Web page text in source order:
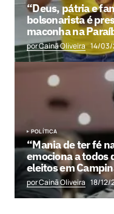
“Deus, pátria e
bolsonarista é
maconha na
por Cainã Oliveira 14/
POLÍTICA
“Mania de ter fé
emociona a todos
eleitos em
por Cainã Oliveira 18/12/